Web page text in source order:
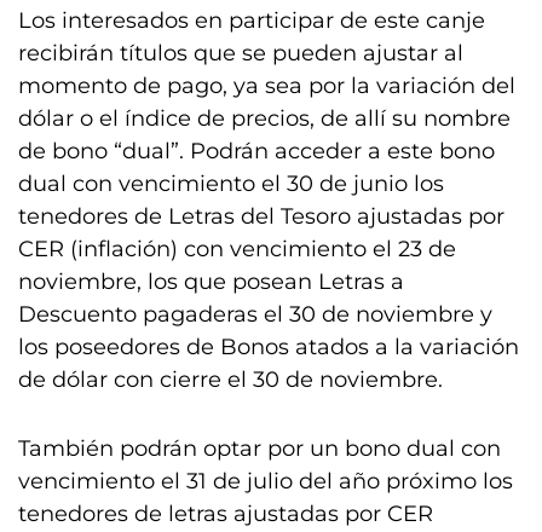
Los interesados en participar de este canje
recibirán títulos que se pueden ajustar al
momento de pago, ya sea por la variación del
dólar o el índice de precios, de allí su nombre
de bono “dual”. Podrán acceder a este bono
dual con vencimiento el 30 de junio los
tenedores de Letras del Tesoro ajustadas por
CER (inflación) con vencimiento el 23 de
noviembre, los que posean Letras a
Descuento pagaderas el 30 de noviembre y
los poseedores de Bonos atados a la variación
de dólar con cierre el 30 de noviembre.
También podrán optar por un bono dual con
vencimiento el 31 de julio del año próximo los
tenedores de letras ajustadas por CER